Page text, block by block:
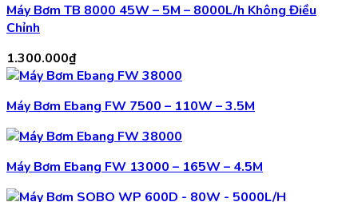
Máy Bơm TB 8000 45W – 5M – 8000L/h Không Điều
Chỉnh
1.300.000₫
Máy Bơm Ebang FW 7500 – 110W – 3.5M
Máy Bơm Ebang FW 13000 – 165W – 4.5M